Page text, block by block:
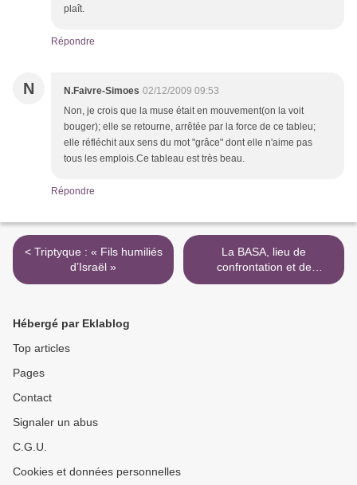
plaît.
Répondre
N N.Faivre-Simoes 02/12/2009 09:53
Non, je crois que la muse était en mouvement(on la voit
bouger); elle se retourne, arrêtée par la force de ce tableu;
elle réfléchit aux sens du mot "grâce" dont elle n'aime pas
tous les emplois.Ce tableau est très beau.
Répondre
< Triptyque : « Fils humiliés
d’Israël »
La BASA, lieu de
confrontation et de
rencontre, des oeuvres et
Hébergé par Eklablog
Top articles
Pages
Contact
Signaler un abus
C.G.U.
Cookies et données personnelles